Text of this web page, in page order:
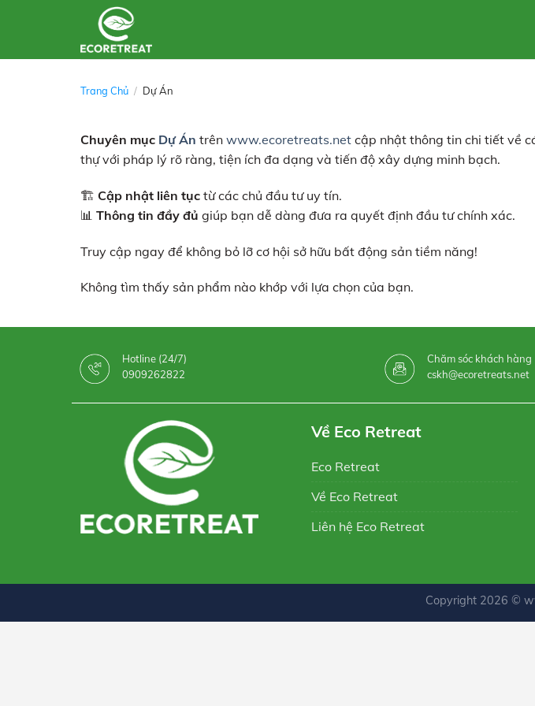
Trang Chủ / Dự Án
Chuyên mục Dự Án trên www.ecoretreats.net cập nhật thông tin chi tiết về
thự với pháp lý rõ ràng, tiện ích đa dạng và tiến độ xây dựng minh bạch.
🏗 Cập nhật liên tục từ các chủ đầu tư uy tín.
📊 Thông tin đầy đủ giúp bạn dễ dàng đưa ra quyết định đầu tư chính xác.
Truy cập ngay để không bỏ lỡ cơ hội sở hữu bất động sản tiềm năng!
Không tìm thấy sản phẩm nào khớp với lựa chọn của bạn.
Hotline (24/7)
0909262822
Chăm sóc khách hàng
cskh@ecoretreats.net
Về Eco Retreat
Eco Retreat
Về Eco Retreat
Liên hệ Eco Retreat
Copyright 2026 ©